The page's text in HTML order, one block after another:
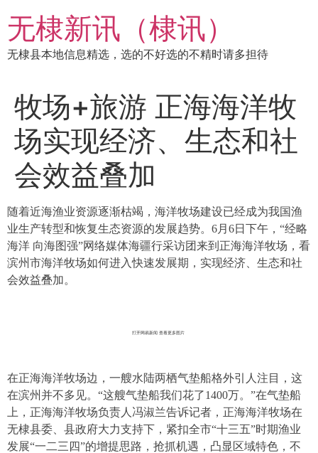
到
内
容
无棣新讯（棣讯）
无棣县本地信息精选，选的不好选的不精时请多担待
牧场+旅游 正海海洋牧
场实现经济、生态和社
会效益叠加
随着近海渔业资源逐渐枯竭，海洋牧场建设已经成为我国渔
业生产转型和恢复生态资源的发展趋势。6月6日下午，“经略
海洋 向海图强”网络媒体海疆行采访团来到正海海洋牧场，看
滨州市海洋牧场如何进入快速发展期，实现经济、生态和社
会效益叠加。
打开网易新闻 查看更多图片
在正海海洋牧场边，一艘水陆两栖气垫船格外引人注目，这
在滨州并不多见。“这艘气垫船我们花了1400万。”在气垫船
上，正海海洋牧场负责人冯淑兰告诉记者，正海海洋牧场在
无棣县委、县政府大力支持下，紧扣全市“十三五”时期渔业
发展“一二三四”的增提思路，抢抓机遇，凸显区域特色，不